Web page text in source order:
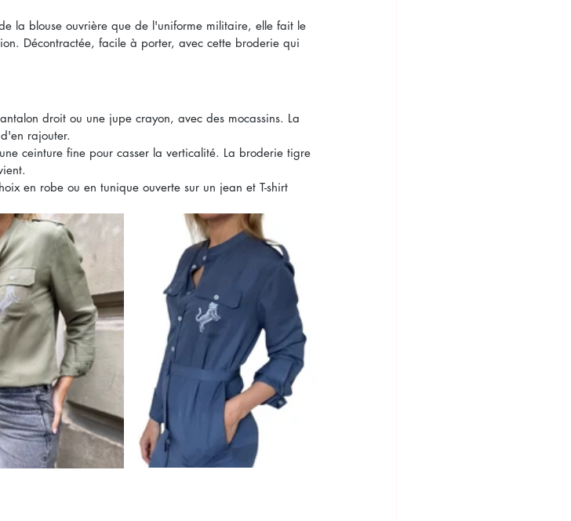
la blouse ouvrière que de l'uniforme militaire, elle fait le
Décontractée, facile à porter, avec cette broderie qui
droit ou une jupe crayon, avec des mocassins. La
rajouter.
ceinture fine pour casser la verticalité. La broderie tigre
en robe ou en tunique ouverte sur un jean et T-shirt